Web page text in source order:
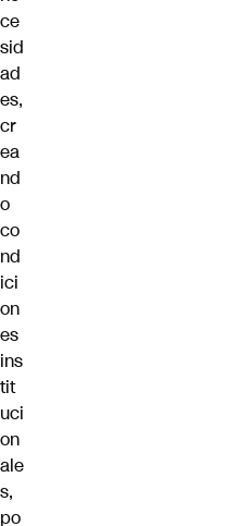
ce
sid
ad
es,
cr
ea
nd
o
co
nd
ici
on
es
ins
tit
uci
on
ale
s,
po